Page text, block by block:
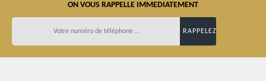
ON VOUS RAPPELLE IMMEDIATEMENT